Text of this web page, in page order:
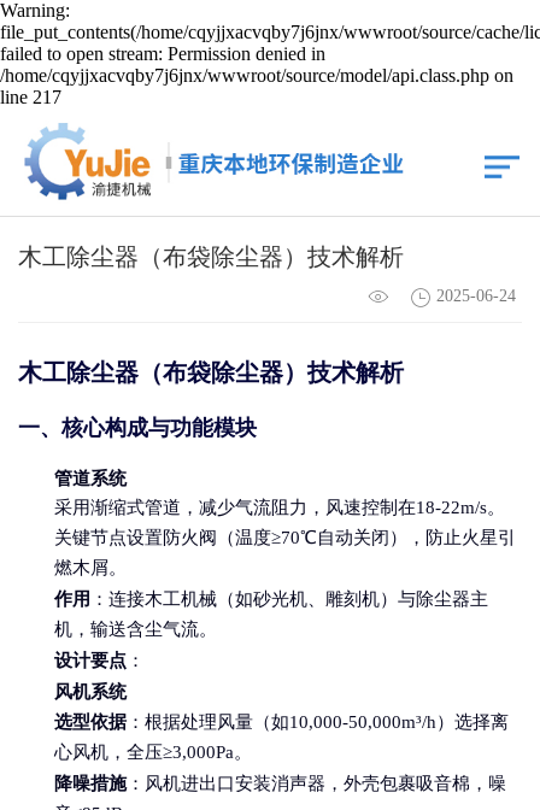
Warning:
file_put_contents(/home/cqyjjxacvqby7j6jnx/wwwroot/source/cache/
failed to open stream: Permission denied in
/home/cqyjjxacvqby7j6jnx/wwwroot/source/model/api.class.php on
line 217
木工除尘器（布袋除尘器）技术解析
2025-06-24
木工除尘器 （布袋除尘器）技术解析
一、核心构成与功能模块
管道系统
采用渐缩式管道，减少气流阻力，风速控制在18-22m/s。
关键节点设置防火阀（温度≥70℃自动关闭），防止火星引
燃木屑。
作用 ：连接木工机械（如砂光机、雕刻机）与除尘器主
机，输送含尘气流。
设计要点 ：
风机系统
选型依据 ：根据处理风量（如10,000-50,000m³/h）选择离
心风机，全压≥3,000Pa。
降噪措施：风机进出口安装消声器，外壳包裹吸音棉，噪